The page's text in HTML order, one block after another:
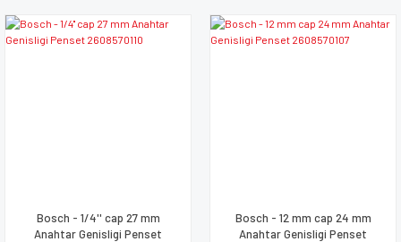
Bosch - 1/4'' cap 27 mm
Anahtar Genisligi Penset
Bosch - 12 mm cap 24 mm
Anahtar Genisligi Penset